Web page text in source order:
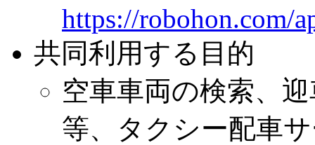
https://robohon.com/
共同利用する目的
空車車両の検索、
等、タクシー配車